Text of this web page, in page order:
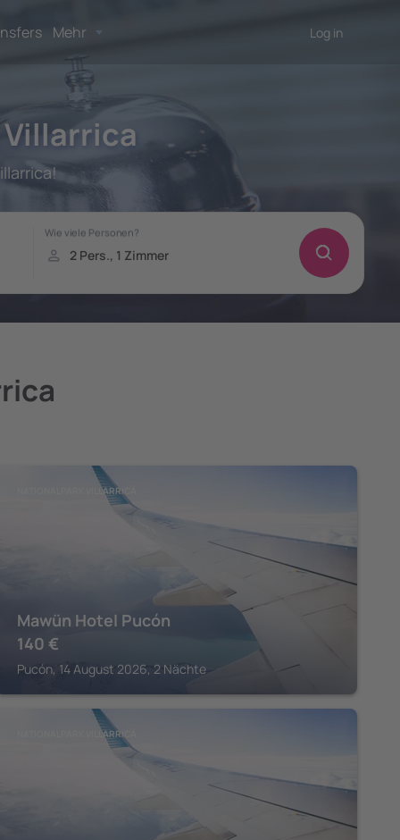
Mehr Log in
NATIONALPARK VILLARRICA
Mawün Hotel Pucón
140 €
Pucón, 14 August 2026, 2 Nächte
NATIONALPARK VILLARRICA